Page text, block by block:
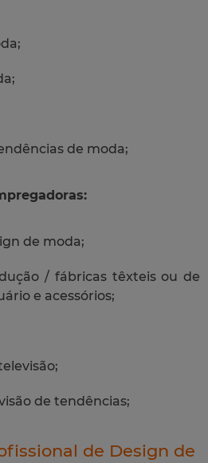
de moda;
de moda;
/ fábricas têxteis ou de
e acessórios;
de tendências;
de Design de